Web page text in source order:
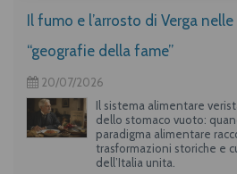
Il fumo e l’arrosto di Verga nelle
“geografie della fame”
20/07/2026
Il sistema alimentare
dello stomaco vuoto:
paradigma alimentare
trasformazioni storiche e
dell’Italia unita.